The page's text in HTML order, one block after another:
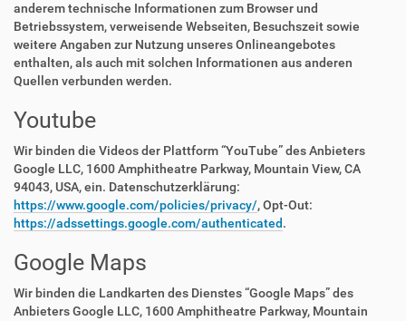
anderem technische Informationen zum Browser und
Betriebssystem, verweisende Webseiten, Besuchszeit sowie
weitere Angaben zur Nutzung unseres Onlineangebotes
enthalten, als auch mit solchen Informationen aus anderen
Quellen verbunden werden.
Youtube
Wir binden die Videos der Plattform “YouTube” des Anbieters
Google LLC, 1600 Amphitheatre Parkway, Mountain View, CA
94043, USA, ein. Datenschutzerklärung:
https://www.google.com/policies/privacy/, Opt-Out:
https://adssettings.google.com/authenticated.
Google Maps
Wir binden die Landkarten des Dienstes “Google Maps” des
Anbieters Google LLC, 1600 Amphitheatre Parkway, Mountain